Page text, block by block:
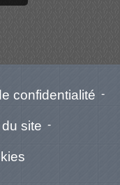
confidentialité -
site -